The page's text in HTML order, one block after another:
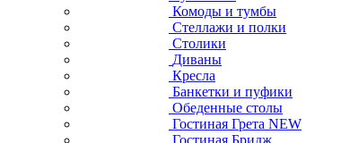
Комоды и тумбы
Стеллажи и полки
Столики
Диваны
Кресла
Банкетки и пуфики
Обеденные столы
Гостиная Грета NEW
Гостиная Бридж